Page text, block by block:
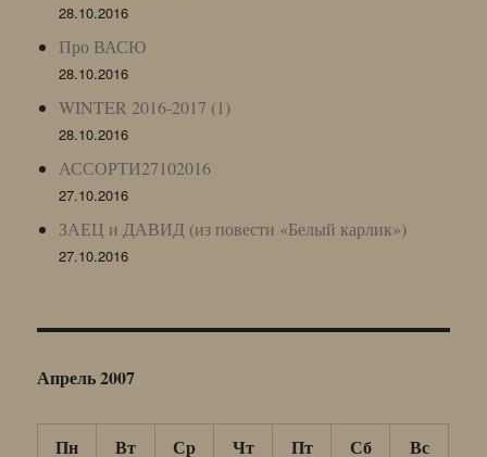
28.10.2016
Про ВАСЮ
28.10.2016
WINTER 2016-2017 (1)
28.10.2016
АССОРТИ27102016
27.10.2016
ЗАЕЦ и ДАВИД (из повести «Белый карлик»)
27.10.2016
Апрель 2007
Пн Вт Ср Чт Пт Сб
Вс